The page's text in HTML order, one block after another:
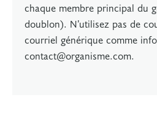
chaque membre principal du
doublon). N’utilisez pas de
courriel générique comme in
contact@organisme.com.